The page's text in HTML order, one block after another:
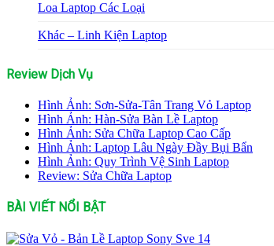
Loa Laptop Các Loại
Khác – Linh Kiện Laptop
Review Dịch Vụ
Hình Ảnh: Sơn-Sửa-Tân Trang Vỏ Laptop
Hình Ảnh: Hàn-Sửa Bàn Lề Laptop
Hình Ảnh: Sửa Chữa Laptop Cao Cấp
Hình Ảnh: Laptop Lâu Ngày Đầy Bụi Bẩn
Hình Ảnh: Quy Trình Vệ Sinh Laptop
Review: Sửa Chữa Laptop
BÀI VIẾT NỔI BẬT